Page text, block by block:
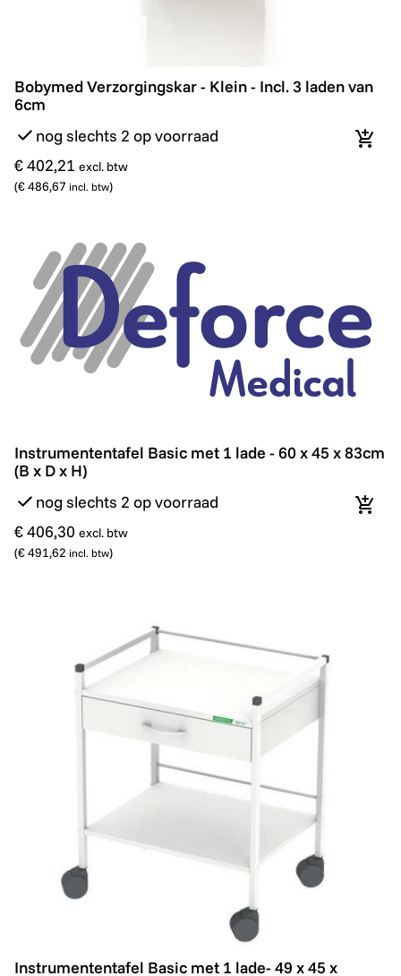
Bobymed Verzorgingskar - Klein - Incl. 3 laden van 6cm
Bobymed Verzorgingskar - Klein - Incl. 3 laden van
6cm
nog slechts 2 op voorraad
€ 402,21 excl. btw
(€ 486,67 incl. btw)
In
Instrumententafel Basic met 1 lade - 60 x 45 x 83cm
Instrumententafel Basic met 1 lade - 60 x 45 x 83cm
(B x D x H)
nog slechts 2 op voorraad
€ 406,30 excl. btw
(€ 491,62 incl. btw)
In
Instrumententafel Basic met 1 lade- 49 x 45 x 70,5cm
Instrumententafel Basic met 1 lade- 49 x 45 x